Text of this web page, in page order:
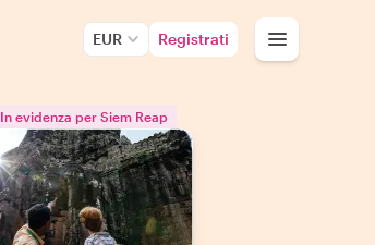
EUR Registrati
In evidenza per Siem Reap